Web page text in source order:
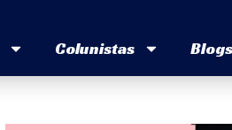
Colunistas Blogs